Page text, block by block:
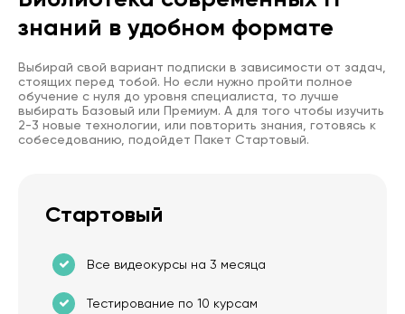
знаний в удобном формате
Выбирай свой вариант подписки в зависимости от задач,
стоящих перед тобой. Но если нужно пройти полное
обучение с нуля до уровня специалиста, то лучше
выбирать Базовый или Премиум. А для того чтобы изучить
2-3 новые технологии, или повторить знания, готовясь к
собеседованию, подойдет Пакет Стартовый.
Стартовый
Все видеокурсы на 3 месяца
Тестирование по 10 курсам